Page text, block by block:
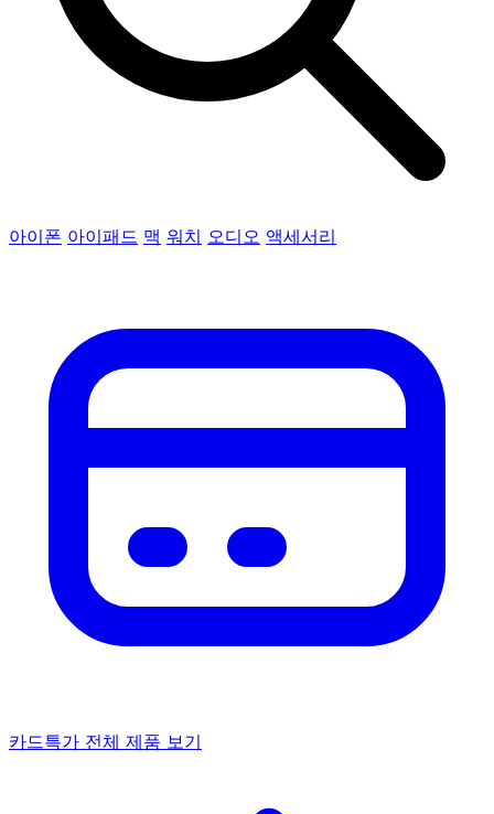
아이폰 아이패드 맥 워치 오디오 액세서리
카드특가 전체 제품 보기